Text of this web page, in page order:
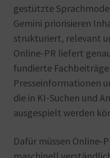
gestützte
Gemini priorisieren
strukturiert, relevant
Online-PR liefert
fundierte
Presseinformationen
die in KI-Suchen und
ausgespielt werden
Dafür müssen Online-